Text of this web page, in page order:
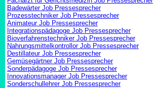
Badewärter Job Pressesprecher
Prozesstechniker Job Pressesprecher
Animateur Job Pressesprecher
Integrationspädagoge Job Pressesprecher
Bioverfahrenstechniker Job Pressesprecher
Nahrungsmittelkontrollor Job Pressesprecher
Destillateur Job Pressesprecher
Gemüsegärtner Job Pressesprecher
Sonderpädagoge Job Pressesprecher
Innovationsmanager Job Pressesprecher
Sonderschullehrer Job Pressesprecher